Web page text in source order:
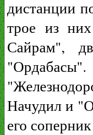
дистанции
трое из
Сайрам",
Начудил и
его